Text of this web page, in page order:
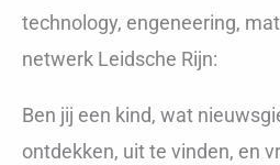
technology, engeneering,
netwerk Leidsche Rijn:
Ben jij een kind, wat
ontdekken, uit te vinden, en